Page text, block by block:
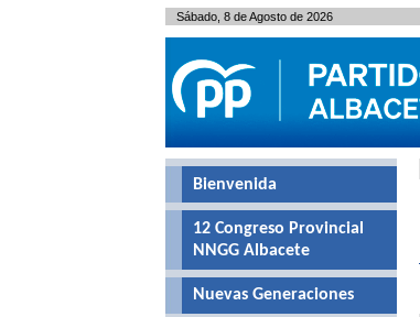
Bienvenida
12 Congreso Provincial
NNGG Albacete
Nuevas Generaciones
Sábado, 8 de Agosto de 2026